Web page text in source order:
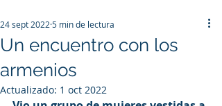
Un encuentro con los
armenios
24 sept 2022 5 min de lectura
Actualizado: 1 oct 2022